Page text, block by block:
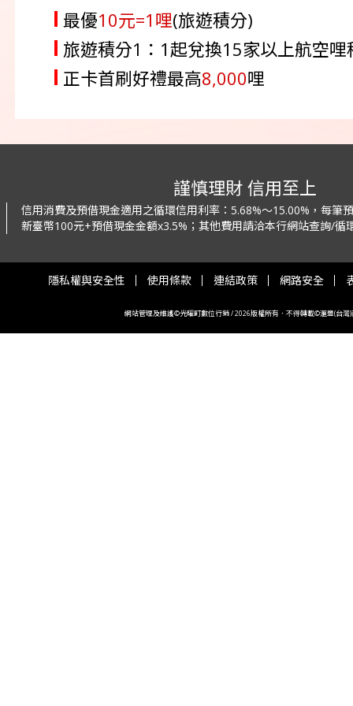
最優10元=1哩(旅遊積分)
旅遊積分1：1起兌換15家以上航空哩
正卡首刷好禮最高8,000哩
謹慎理財 信用至上
信用消費及預借現金適用之循環信用利率： 5.68%～15.00%，每筆
新臺幣100元+預借現金金額x3.5%； 其他費用請洽本行網站查詢/循
隱私權與安全性 使用條款 連結政策 網路安全
網站管理及維護©光曜町數位行銷 / 2026版權所有．不得轉載©滙豐(台灣